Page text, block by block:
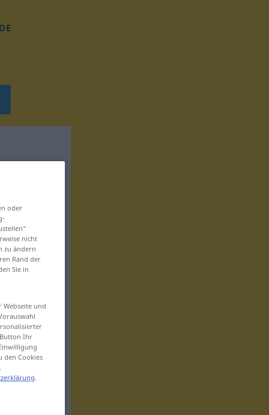
oder
nicht
zu ändern
Rand der
Sie in
und
Ihr
den Cookies
.